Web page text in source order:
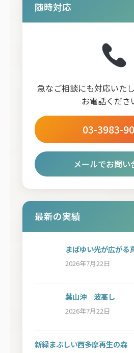
随時対応
急なご相談にも対応いた
お電話くださ
03-3983-
メールでお問い
最新の実績
まばゆい光が広がる
2026年7月22日
葉山沖 波高し
2026年7月22日
新緑まぶしい西多摩再生の森